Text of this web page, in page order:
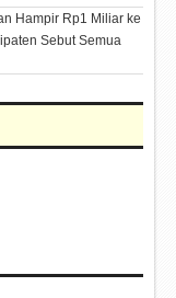
Hampir Rp1 Miliar ke
Sebut Semua